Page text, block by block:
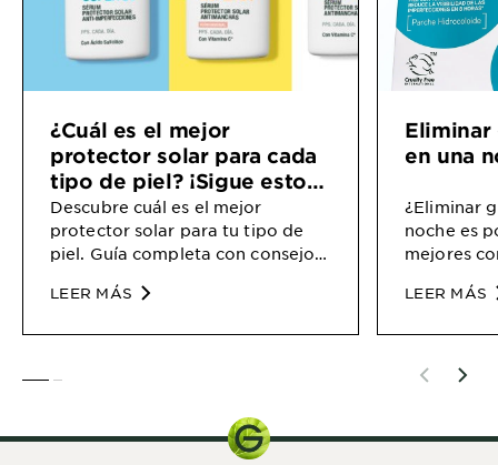
¿Cuál es el mejor
protector solar para cada
tipo de piel? ¡Sigue estos
consejos!
Descubre cuál es el mejor
protector solar para tu tipo de
piel. Guía completa con consejos
sensible. ¡Protege tu rostro!
LEER MÁS
Eliminar
en una
¿Eliminar
noche es
mejores
para
LEER MÁS